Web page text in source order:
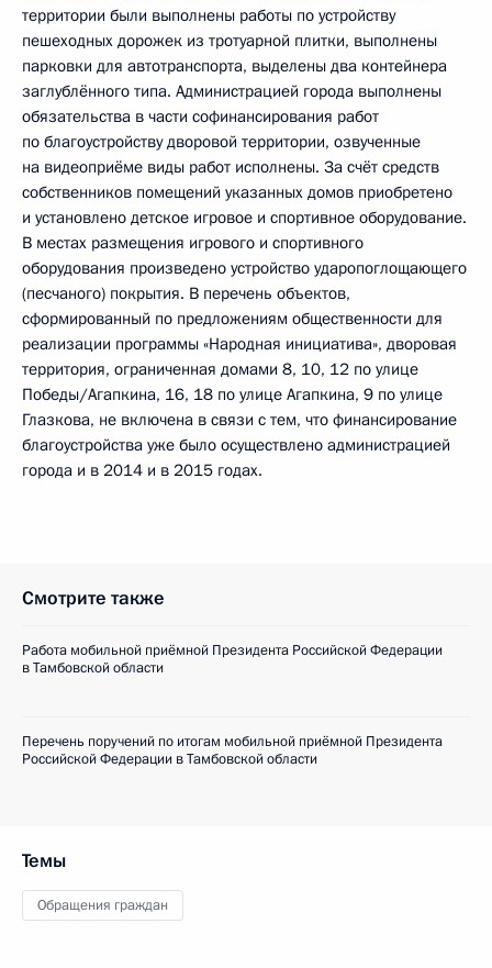
территории были выполнены работы по устройству
пешеходных дорожек из тротуарной плитки, выполнены
парковки для автотранспорта, выделены два контейнера
заглублённого типа. Администрацией города выполнены
обязательства в части софинансирования работ
по благоустройству дворовой территории, озвученные
на видеоприёме виды работ исполнены. За счёт средств
собственников помещений указанных домов приобретено
и установлено детское игровое и спортивное оборудование.
В местах размещения игрового и спортивного
оборудования произведено устройство ударопоглощающего
(песчаного) покрытия. В перечень объектов,
сформированный по предложениям общественности для
реализации программы «Народная инициатива», дворовая
территория, ограниченная домами 8, 10, 12 по улице
Победы/Агапкина, 16, 18 по улице Агапкина, 9 по улице
Глазкова, не включена в связи с тем, что финансирование
благоустройства уже было осуществлено администрацией
города и в 2014 и в 2015 годах.
Смотрите также
Работа мобильной приёмной Президента Российской Федерации
в Тамбовской области
Перечень поручений по итогам мобильной приёмной Президента
Российской Федерации в Тамбовской области
Темы
Обращения граждан